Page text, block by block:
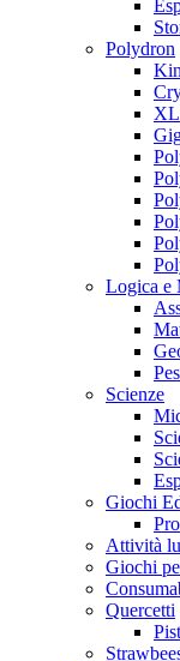
Polydron
XL
Logica e
Scienze
Giochi
Attività
Giochi
Quercetti